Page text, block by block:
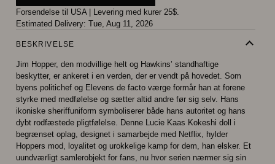
TILGÆNGELIG
Forsendelse til USA
Levering med kurer 25$.
Estimated Delivery: Tue, Aug 11, 2026
BESKRIVELSE
Jim Hopper, den modvillige helt og Hawkins’ standhaftige
beskytter, er ankeret i en verden, der er vendt på hovedet. Som
byens politichef og Elevens de facto værge formår han at forene
styrke med medfølelse og sætter altid andre før sig selv. Hans
ikoniske sheriffuniform symboliserer både hans autoritet og hans
dybt rodfæstede pligtfølelse. Denne Lucie Kaas Kokeshi doll i
begrænset oplag, designet i samarbejde med Netflix, hylder
Hoppers mod, loyalitet og urokkelige kamp for dem, han elsker. Et
uundværligt samlerobjekt for fans, nu hvor serien nærmer sig sin